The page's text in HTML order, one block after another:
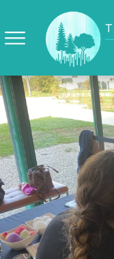
Panneau de gestion